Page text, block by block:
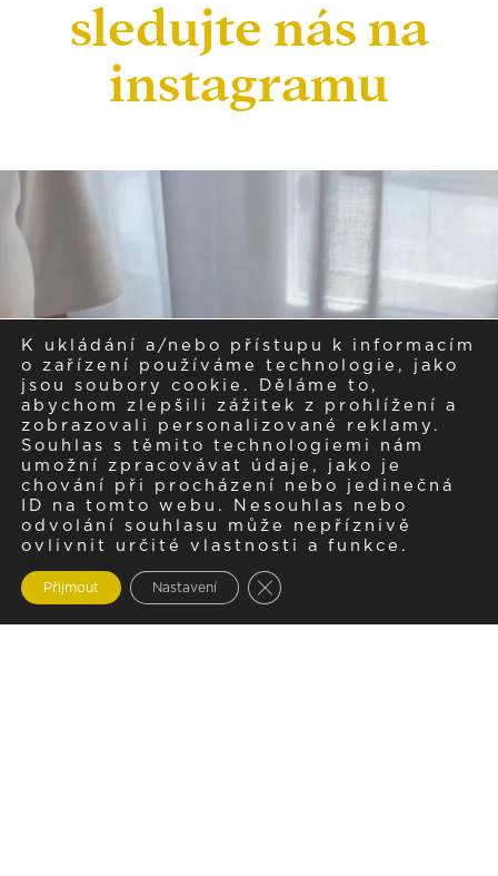
sledujte nás na
instagramu
K ukládání a/nebo přístupu k informacím
o zařízení používáme technologie, jako
jsou soubory cookie. Děláme to,
abychom zlepšili zážitek z prohlížení a
zobrazovali personalizované reklamy.
Souhlas s těmito technologiemi nám
umožní zpracovávat údaje, jako je
chování při procházení nebo jedinečná
ID na tomto webu. Nesouhlas nebo
odvolání souhlasu může nepříznivě
ovlivnit určité vlastnosti a funkce.
Přijmout Nastavení Zavřít cookie lištu GDPR